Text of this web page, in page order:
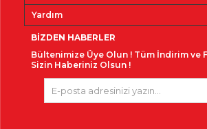
Yardım
BIZDEN HABERLER
Bültenimize Üye Olun ! Tüm İndirim ve
Sizin Haberiniz Olsun !